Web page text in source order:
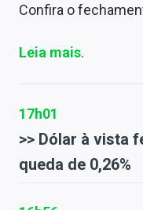
Confira o
Leia mais.
17h01
>> Dólar à vista
queda de 0,26%